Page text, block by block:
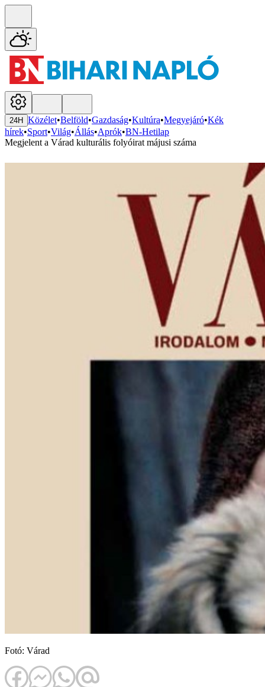
24H Közélet•Belföld•Gazdaság•Kultúra•Megyejáró•Kék
hírek•Sport•Világ•Állás•Aprók•BN-Hetilap
Megjelent a Várad kulturális folyóirat májusi száma
Fotó: Várad